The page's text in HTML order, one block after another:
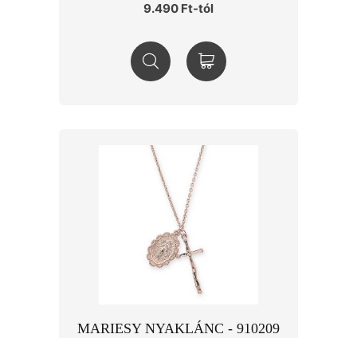
9.490 Ft-tól
MARIESY NYAKLÁNC - 910209